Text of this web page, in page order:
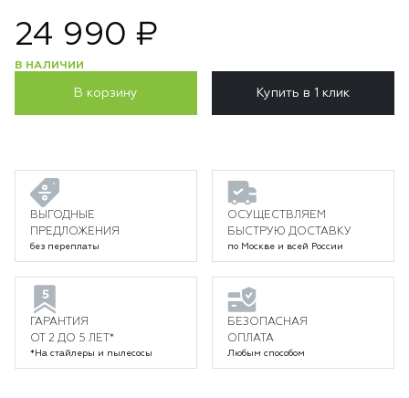
24 990 ₽
В НАЛИЧИИ
В корзину Купить в 1 клик
ВЫГОДНЫЕ
ПРЕДЛОЖЕНИЯ
без переплаты
ОСУЩЕСТВЛЯЕМ
БЫСТРУЮ ДОСТАВКУ
по Москве и всей России
ГАРАНТИЯ
ОТ 2 ДО 5 ЛЕТ*
*На стайлеры и пылесосы
БЕЗОПАСНАЯ
ОПЛАТА
Любым способом